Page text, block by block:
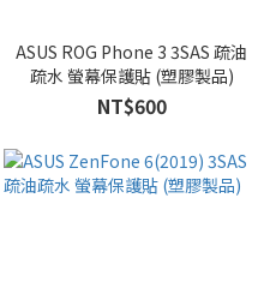
ASUS ROG Phone 3 3SAS 疏油
疏水 螢幕保護貼 (塑膠製品)
NT$600